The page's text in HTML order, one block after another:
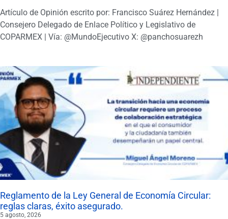
Artículo de Opinión escrito por: Francisco Suárez Hernández |
Consejero Delegado de Enlace Político y Legislativo de
COPARMEX | Vía: @MundoEjecutivo X: @panchosuarezh
Reglamento de la Ley General de Economía Circular:
reglas claras, éxito asegurado.
5 agosto, 2026